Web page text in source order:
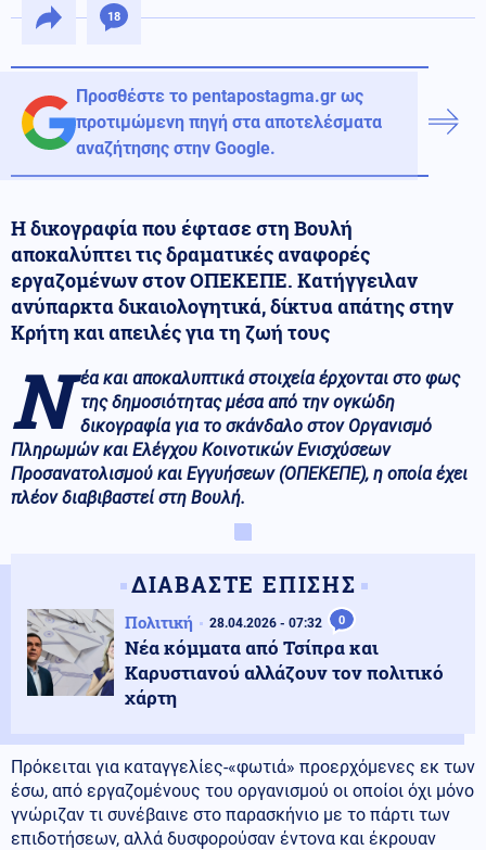
18
Προσθέστε το pentapostagma.gr ως
προτιμώμενη πηγή στα αποτελέσματα
αναζήτησης στην Google.
Η δικογραφία που έφτασε στη Βουλή
αποκαλύπτει τις δραματικές αναφορές
εργαζομένων στον ΟΠΕΚΕΠΕ. Κατήγγειλαν
ανύπαρκτα δικαιολογητικά, δίκτυα απάτης στην
Κρήτη και απειλές για τη ζωή τους
Ν έα και αποκαλυπτικά στοιχεία έρχονται στο φως
της δημοσιότητας μέσα από την ογκώδη
δικογραφία για το σκάνδαλο στον Οργανισμό
Πληρωμών και Ελέγχου Κοινοτικών Ενισχύσεων
Προσανατολισμού και Εγγυήσεων (ΟΠΕΚΕΠΕ), η οποία έχει
πλέον διαβιβαστεί στη Βουλή.
ΔΙΑΒΑΣΤΕ ΕΠΙΣΗΣ
Πολιτική 28.04.2026 - 07:32 0
Νέα κόμματα από Τσίπρα και
Καρυστιανού αλλάζουν τον πολιτικό
χάρτη
Πρόκειται για καταγγελίες-«φωτιά» προερχόμενες εκ των
έσω, από εργαζομένους του οργανισμού οι οποίοι όχι μόνο
γνώριζαν τι συνέβαινε στο παρασκήνιο με το πάρτι των
επιδοτήσεων, αλλά δυσφορούσαν έντονα και έκρουαν